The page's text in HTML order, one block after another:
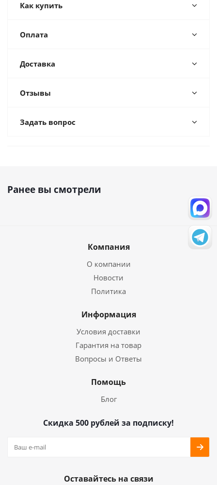
Как купить
Оплата
Доставка
Отзывы
Задать вопрос
Ранее вы смотрели
Компания
О компании
Новости
Политика
Информация
Условия доставки
Гарантия на товар
Вопросы и Ответы
Помощь
Блог
Скидка 500 рублей за подписку!
Оставайтесь на связи